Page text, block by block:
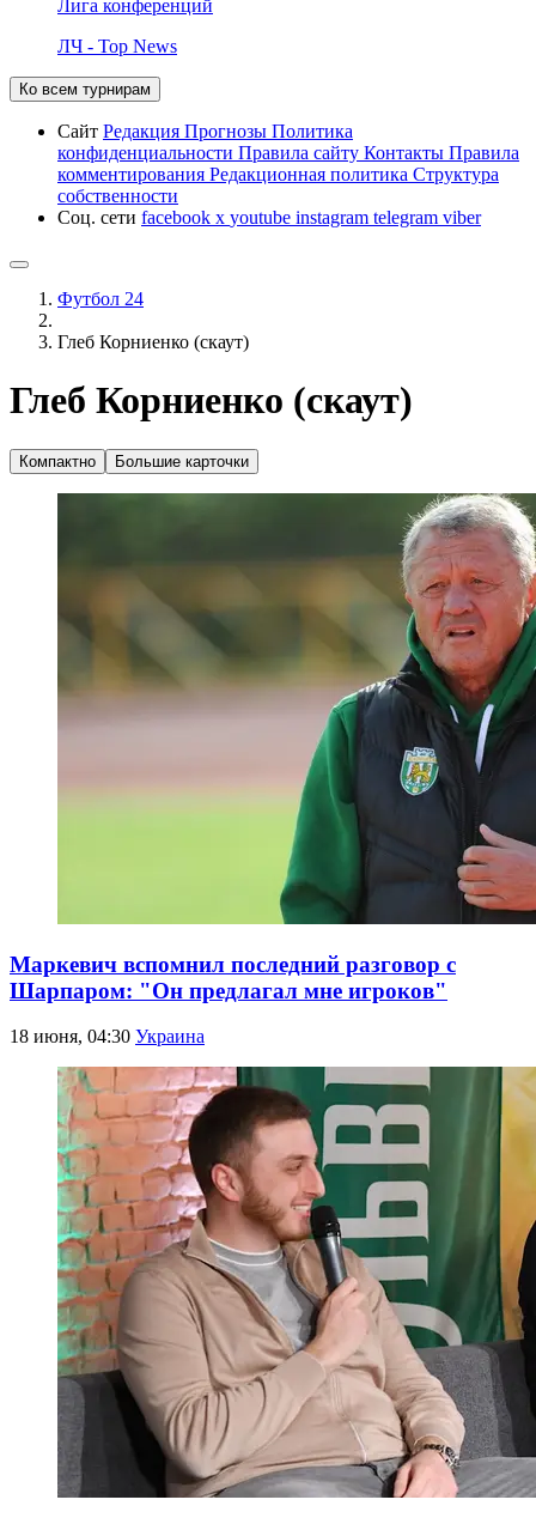
Лига конференций
ЛЧ - Top News
Ко всем турнирам
Сайт Редакция Прогнозы Политика
конфиденциальности Правила сайту Контакты Правила
комментирования Редакционная политика Структура
собственности
Соц. сети facebook x youtube instagram telegram viber
Футбол 24
Глеб Корниенко (скаут)
Глеб Корниенко (скаут)
Компактно Большие карточки
Маркевич вспомнил последний разговор с
Шарпаром: "Он предлагал мне игроков"
18 июня, 04:30 Украина